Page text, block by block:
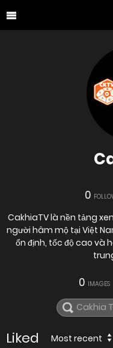
0
CakhiaTV là nền tảng
người hâm mộ tại Việt
ổn định, tốc độ cao và
0 IMAGES
Liked Most recent